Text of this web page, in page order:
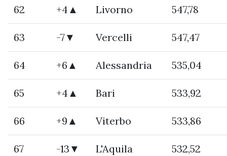
62 +4▲ Livorno 547,78
63 -7▼ Vercelli 547,47
64 +6▲ Alessandria 535,04
65 +4▲ Bari 533,92
66 +9▲ Viterbo 533,86
67 -13▼ L'Aquila 532,52